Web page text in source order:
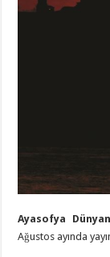
Ayasofya
Ağustos ayında